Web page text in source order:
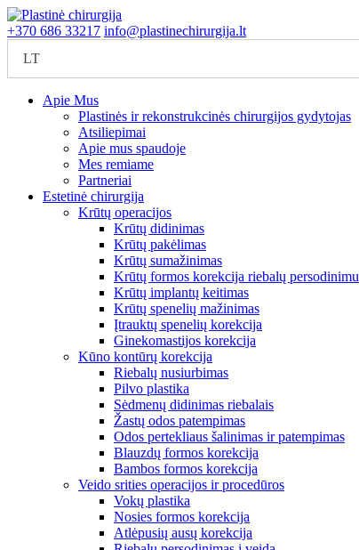
+370 686 33217 info@plastinechirurgija.lt
LT
Apie Mus
Plastinės ir rekonstrukcinės chirurgijos gydytojas
Atsiliepimai
Apie mus spaudoje
Mes remiame
Partneriai
Estetinė chirurgija
Krūtų operacijos
Krūtų didinimas
Krūtų pakėlimas
Krūtų sumažinimas
Krūtų formos korekcija riebalų persodinimu
Krūtų implantų keitimas
Krūtų spenelių mažinimas
Įtrauktų spenelių korekcija
Ginekomastijos korekcija
Kūno kontūrų korekcija
Riebalų nusiurbimas
Pilvo plastika
Sėdmenų didinimas riebalais
Žastų odos patempimas
Odos pertekliaus šalinimas ir patempimas
Blauzdų formos korekcija
Bambos formos korekcija
Veido srities operacijos ir procedūros
Vokų plastika
Nosies formos korekcija
Atlėpusių ausų korekcija